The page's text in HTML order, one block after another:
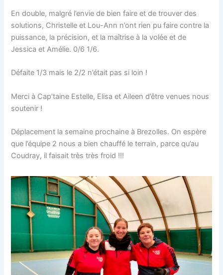
En double, malgré l’envie de bien faire et de trouver des
solutions, Christelle et Lou-Ann n’ont rien pu faire contre la
puissance, la précision, et la maîtrise à la volée et de
Jessica et Amélie. 0/6 1/6.
Défaite 1/3 mais le 2/2 n’était pas si loin !
Merci à Cap’taine Estelle, Elisa et Aileen d’être venues nous
soutenir !
Déplacement la semaine prochaine à Brezolles. On espère
que l’équipe 2 nous a bien chauffé le terrain, parce qu’au
Coudray, il faisait très très froid !!!